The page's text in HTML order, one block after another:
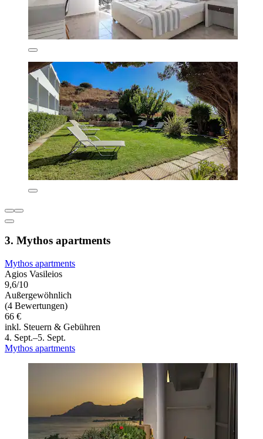
3. Mythos apartments
Mythos apartments
Agios Vasileios
9,6/10
Außergewöhnlich
(4 Bewertungen)
66 €
inkl. Steuern & Gebühren
4. Sept.–5. Sept.
Mythos apartments